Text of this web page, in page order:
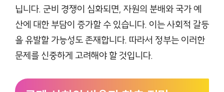
닙니다. 군비 경쟁이 심화되면, 자원의 분배와 국가 예
산에 대한 부담이 증가할 수 있습니다. 이는 사회적 갈등
을 유발할 가능성도 존재합니다. 따라서 정부는 이러한
문제를 신중하게 고려해야 할 것입니다.